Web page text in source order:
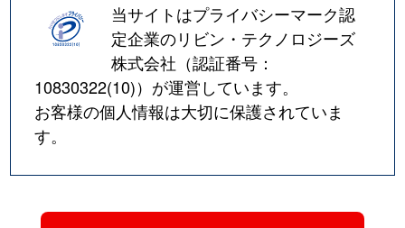
当サイトはプライバシーマーク認
定企業のリビン・テクノロジーズ
株式会社（認証番号：
10830322(10)）が運営しています。
お客様の個人情報は大切に保護されていま
す。